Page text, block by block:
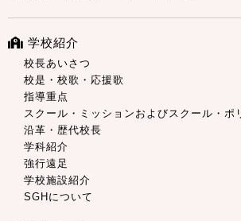
学校紹介
校長あいさつ
校是・校歌・応援歌
指導重点
スクール・ミッションおよびスクール・ポ
沿革・歴代校長
学科紹介
強行遠足
学校施設紹介
SGHについて